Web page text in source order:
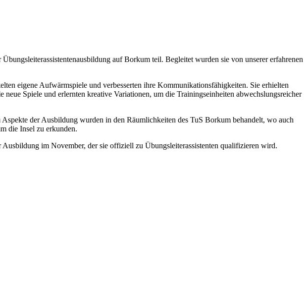
auf Borkum teil. Begleitet wurden sie von unserer erfahrenen
eigene Aufwärmspiele und verbesserten ihre Kommunikationsfähigkeiten. Sie erhielten
Spiele und erlernten kreative Variationen, um die Trainingseinheiten abwechslungsreicher
der Ausbildung wurden in den Räumlichkeiten des TuS Borkum behandelt, wo auch
die Insel zu erkunden.
im November, der sie offiziell zu Übungsleiterassistenten qualifizieren wird.